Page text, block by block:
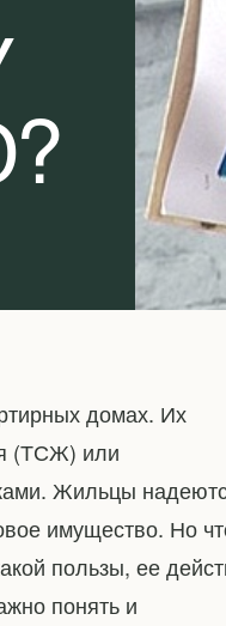
домах. Их
(ТСЖ) или
Жильцы
имущество. Но
пользы, ее
понять и